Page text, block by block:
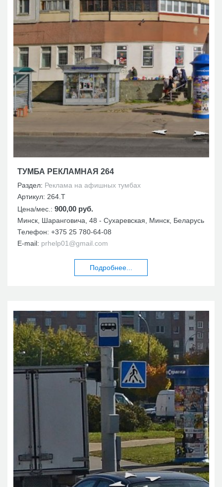
ТУМБА РЕКЛАМНАЯ 264
Раздел: Реклама на афишных тумбах
Артикул: 264.Т
Цена/мес.: 900,00 руб.
Минск, Шаранговича, 48 - Сухаревская, Минск, Беларусь
Телефон: +375 25 780-64-08
E-mail: prhelp01@gmail.com
Подробнее...